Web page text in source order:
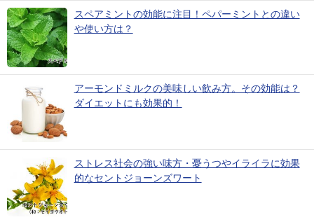
スペアミントの効能に注目！ペパーミントとの違い
や使い方は？
アーモンドミルクの美味しい飲み方。その効能は？
ダイエットにも効果的！
ストレス社会の強い味方・憂うつやイライラに効果
的なセントジョーンズワート